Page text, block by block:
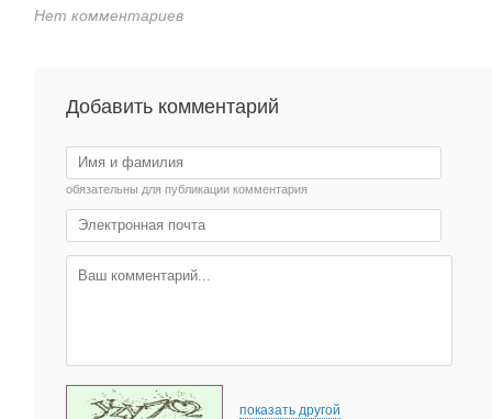
Нет комментариев
Добавить комментарий
обязательны для публикации комментария
показать другой